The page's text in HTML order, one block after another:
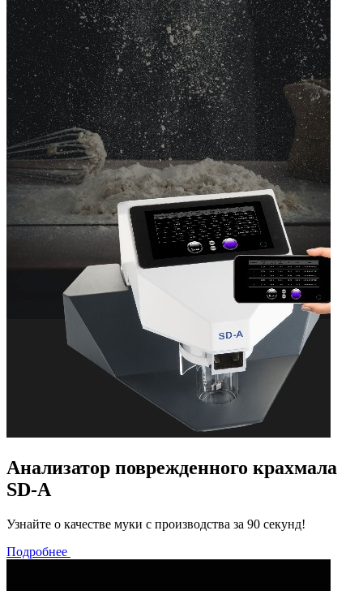
Анализатор поврежденного крахмала
SD-A
Узнайте о качестве муки с производства за 90 секунд!
Подробнее